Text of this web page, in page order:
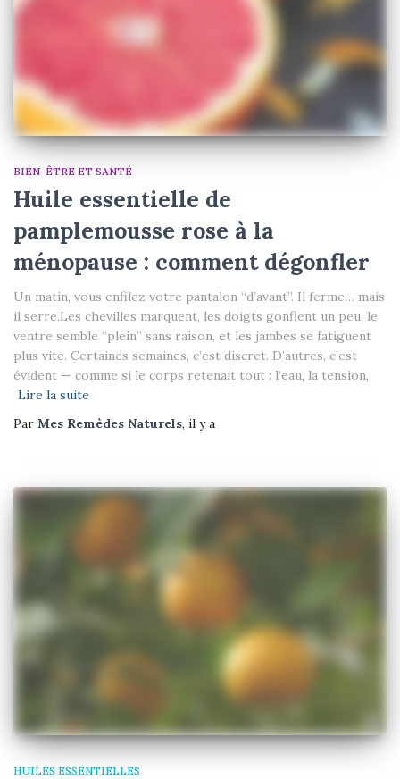
BIEN-ÊTRE ET SANTÉ
Huile essentielle de
pamplemousse rose à la
ménopause : comment dégonfler
Un matin, vous enfilez votre pantalon “d’avant”. Il ferme… mais
il serre.Les chevilles marquent, les doigts gonflent un peu, le
ventre semble “plein” sans raison, et les jambes se fatiguent
plus vite. Certaines semaines, c’est discret. D’autres, c’est
évident — comme si le corps retenait tout : l’eau, la tension,
Lire la suite
Par Mes Remèdes Naturels, il y a
HUILES ESSENTIELLES